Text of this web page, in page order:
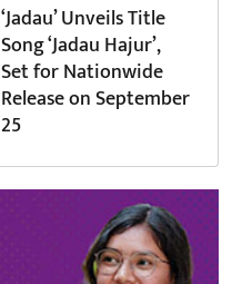
‘Jadau’ Unveils Title
Song ‘Jadau Hajur’,
Set for Nationwide
Release on September
25